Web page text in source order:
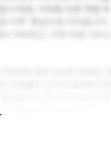
다[4]. 이러한 의료 역량 격
회를 놓치고 있습니다.
화로 인해 심혈관 질환, 당뇨
관심뿐만 아니라 빠르고 편